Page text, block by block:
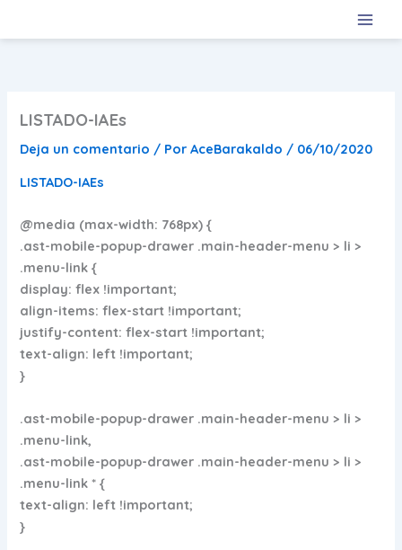
LISTADO-IAEs
Deja un comentario / PorAceBarakaldo / 06/10/2020
LISTADO-IAEs
@media (max-width: 768px) {
.ast-mobile-popup-drawer .main-header-menu > li >
.menu-link {
display: flex !important;
align-items: flex-start !important;
justify-content: flex-start !important;
text-align: left !important;
}
.ast-mobile-popup-drawer .main-header-menu > li >
.menu-link,
.ast-mobile-popup-drawer .main-header-menu > li >
.menu-link * {
text-align: left !important;
}